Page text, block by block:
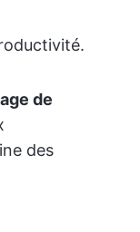
de
des